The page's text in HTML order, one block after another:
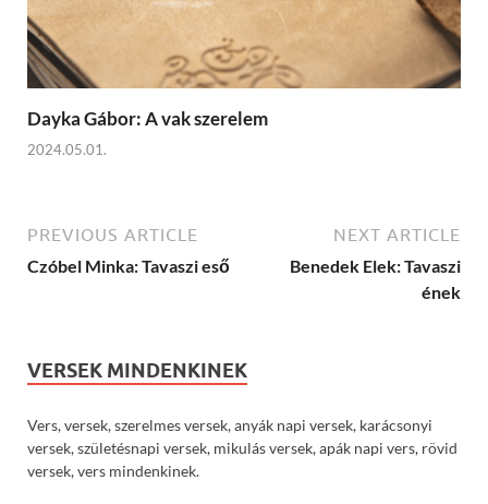
Dayka Gábor: A vak szerelem
2024.05.01.
PREVIOUS ARTICLE
Czóbel Minka: Tavaszi eső
NEXT ARTICLE
Benedek Elek: Tavaszi
ének
VERSEK MINDENKINEK
Vers, versek, szerelmes versek, anyák napi versek, karácsonyi
versek, születésnapi versek, mikulás versek, apák napi vers, rövid
versek, vers mindenkinek.